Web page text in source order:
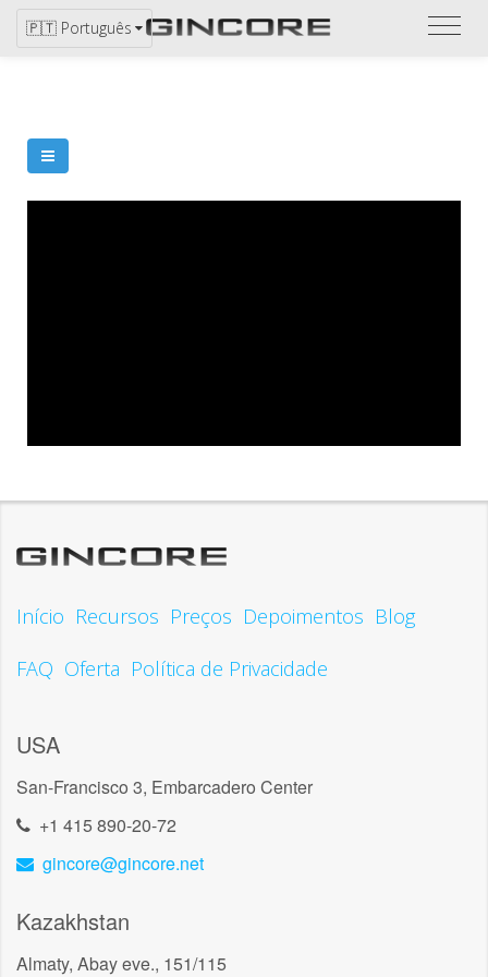
🇵🇹 Português
Ver
Início Recursos Preços Depoimentos Blog
FAQ Oferta Política de Privacidade
USA
San-Francisco 3, Embarcadero Center
+1 415 890-20-72
gincore@gincore.net
Kazakhstan
Almaty, Abay eve., 151/115